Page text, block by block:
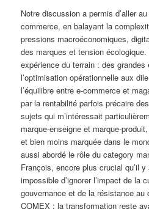
Notre discussion a permis d’aller
commerce, en balayant la
pressions macroéconomiques,
des marques et tension
expérience du terrain : des
l’optimisation opérationnelle aux
l’équilibre entre e-commerce et
par la rentabilité parfois précaire
sujets qui m’intéressait
marque-enseigne et marque-
et bien moins marquée dans le
aussi abordé le rôle du category
François, encore plus crucial qu’il
impossible d’ignorer l’impact de la
gouvernance et de la résistance au
COMEX : la transformation reste